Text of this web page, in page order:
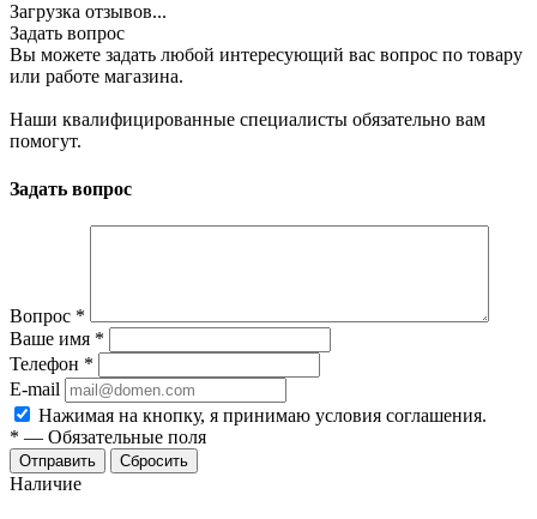
Загрузка отзывов...
Задать вопрос
Вы можете задать любой интересующий вас вопрос по товару
или работе магазина.
Наши квалифицированные специалисты обязательно вам
помогут.
Задать вопрос
Вопрос *
Ваше имя *
Телефон *
E-mail
Нажимая на кнопку, я принимаю условия соглашения.
* — Обязательные поля
Отправить Сбросить
Наличие